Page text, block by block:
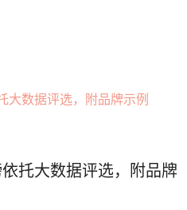
托大数据评选，附品牌